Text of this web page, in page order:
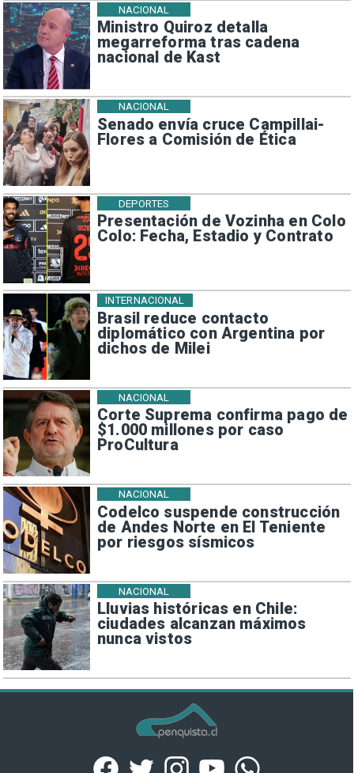
Ministro Quiroz detalla
megarreforma tras cadena
nacional de Kast
NACIONAL
Senado envía cruce Campillai-
Flores a Comisión de Ética
NACIONAL
Presentación de Vozinha en Colo
Colo: Fecha, Estadio y Contrato
DEPORTES
Brasil reduce contacto
diplomático con Argentina por
dichos de Milei
INTERNACIONAL
Corte Suprema confirma pago de
$1.000 millones por caso
ProCultura
NACIONAL
Codelco suspende construcción
de Andes Norte en El Teniente
por riesgos sísmicos
NACIONAL
Lluvias históricas en Chile:
ciudades alcanzan máximos
nunca vistos
NACIONAL